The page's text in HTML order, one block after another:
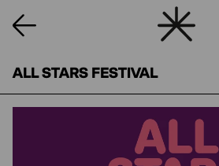
ALL STARS FESTIVAL